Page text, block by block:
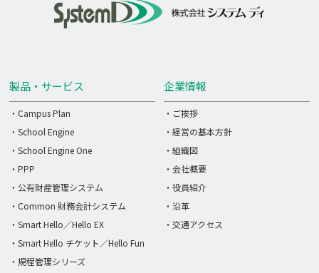
製品・サービス
・Campus Plan
・School Engine
・School Engine One
・PPP
・公有財産管理システム
・Common 財務会計システム
・Smart Hello／Hello EX
・Smart Hello チケット／Hello Fun
・規程管理シリーズ
企業情報
・ご挨拶
・経営の基本方針
・組織図
・会社概要
・役員紹介
・沿革
・交通アクセス